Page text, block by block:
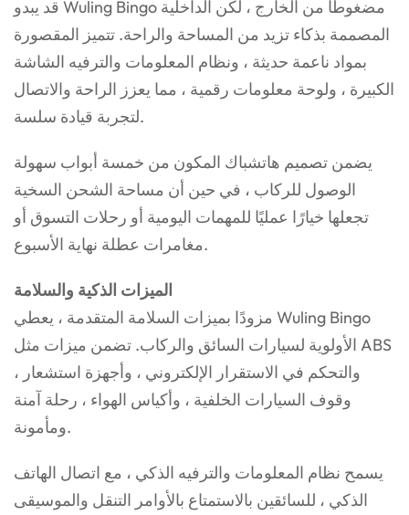
قد يبدو Wuling Bingo مضغوطًا من الخارج ، لكن الداخلية
المصممة بذكاء تزيد من المساحة والراحة. تتميز المقصورة
بمواد ناعمة حديثة ، ونظام المعلومات والترفيه الشاشة
الكبيرة ، ولوحة معلومات رقمية ، مما يعزز الراحة والاتصال
لتجربة قيادة سلسة.
يضمن تصميم هاتشباك المكون من خمسة أبواب سهولة
الوصول للركاب ، في حين أن مساحة الشحن السخية
تجعلها خيارًا عمليًا للمهمات اليومية أو رحلات التسوق أو
مغامرات عطلة نهاية الأسبوع.
الميزات الذكية والسلامة
مزودًا بميزات السلامة المتقدمة ، يعطي Wuling Bingo
الأولوية لسيارات السائق والركاب. تضمن ميزات مثل ABS
، والتحكم في الاستقرار الإلكتروني ، وأجهزة استشعار
وقوف السيارات الخلفية ، وأكياس الهواء ، رحلة آمنة
ومأمونة.
يسمح نظام المعلومات والترفيه الذكي ، مع اتصال الهاتف
الذكي ، للسائقين بالاستمتاع بالأوامر التنقل والموسيقى